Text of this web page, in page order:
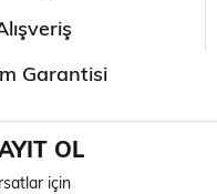
Garantisi
OL
için